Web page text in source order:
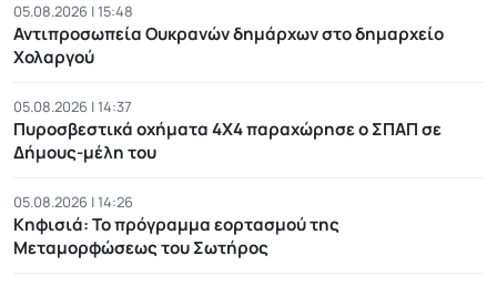
05.08.2026 | 15:48
Αντιπροσωπεία Ουκρανών δημάρχων στο δημαρχείο
Χολαργού
05.08.2026 | 14:37
Πυροσβεστικά οχήματα 4Χ4 παραχώρησε ο ΣΠΑΠ σε
Δήμους-μέλη του
05.08.2026 | 14:26
Κηφισιά: Το πρόγραμμα εορτασμού της
Μεταμορφώσεως του Σωτήρος